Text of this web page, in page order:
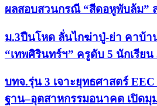
ผลสอบสวนกรณี “สีดอหูพับล้ม”
ม.3ปืนโหด ลั่นไกฆ่าปู่-ย่า คาบ้า
“เทพศิรินทร์ฯ” ครูดับ 5 นักเรียน
บทจ.รุ่น 3 เจาะยุทธศาสตร์
ฐาน–อุตสาหกรรมอนาคต เปิดมุ